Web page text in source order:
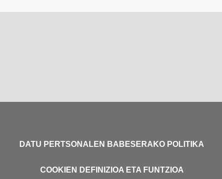
DATU PERTSONALEN BABESERAKO POLITIKA
COOKIEN DEFINIZIOA ETA FUNTZIOA